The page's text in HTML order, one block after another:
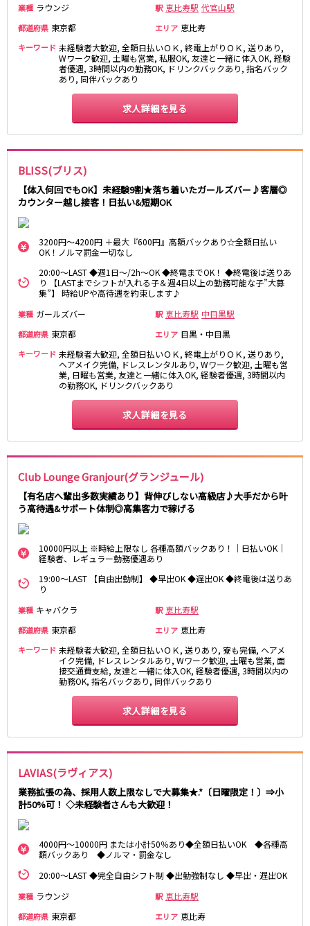
業種 ラウンジ 駅 恵比寿駅 代官山駅
都道府県 東京都 エリア 恵比寿
キーワード 未経験者大歓迎, 全額日払いＯＫ, 終電上がりＯＫ, 送りあり,
Wワーク歓迎, 土曜も営業, 私服OK, 友達と一緒に体入OK, 経験
者優遇, 3時間以内の勤務OK, ドリンクバックあり, 指名バック
あり, 同伴バックあり
求人詳細を見る
BLISS(ブリス)
【体入何回でもOK】未経験9割★落ち着いたガールズバー♪客層◎
カウンター越し接客！日払い&短期OK
3200円～4200円 ＋最大『600円』高額バックあり☆全額日払い
OK！ノルマ罰金一切なし
20:00～LAST ◆週1日～/2h～OK ◆終電までOK！ ◆終電後は送りあ
り 【LASTまでシフトが入れる子＆週4日以上の勤務可能な子”大募
集”】 時給UPや高待遇を約束します♪
業種 ガールズバー 駅 恵比寿駅 中目黒駅
都道府県 東京都 エリア 目黒・中目黒
キーワード 未経験者大歓迎, 全額日払いＯＫ, 終電上がりＯＫ, 送りあり,
ヘアメイク完備, ドレスレンタルあり, Wワーク歓迎, 土曜も営
業, 日曜も営業, 友達と一緒に体入OK, 経験者優遇, 3時間以内
の勤務OK, ドリンクバックあり
求人詳細を見る
Club Lounge Granjour(グランジュール)
【有名店へ輩出多数実績あり】背伸びしない高級店♪大手だから叶
う高待遇&サポート体制◎高集客力で稼げる
10000円以上 ※時給上限なし 各種高額バックあり！｜日払いOK｜
経験者、レギュラー勤務優遇あり
19:00～LAST 【自由出勤制】 ◆早出OK ◆遅出OK ◆終電後は送りあ
り
業種 キャバクラ 駅 恵比寿駅
都道府県 東京都 エリア 恵比寿
キーワード 未経験者大歓迎, 全額日払いＯＫ, 送りあり, 寮も完備, ヘアメ
イク完備, ドレスレンタルあり, Wワーク歓迎, 土曜も営業, 面
接交通費支給, 友達と一緒に体入OK, 経験者優遇, 3時間以内の
勤務OK, 指名バックあり, 同伴バックあり
求人詳細を見る
LAVIAS(ラヴィアス)
業務拡張の為、採用人数上限なしで大募集★.*〔日曜限定！〕⇒小
計50%可！ ◇未経験者さんも大歓迎！
4000円～10000円 または小計50％あり◆全額日払いOK ◆各種高
額バックあり ◆ノルマ・罰金なし
20:00～LAST ◆完全自由シフト制 ◆出勤強制なし ◆早出・遅出OK
業種 ラウンジ 駅 恵比寿駅
都道府県 東京都 エリア 恵比寿
たまプラーザ・向ヶ丘遊園・鷺沼
元住吉・綱島
川崎中部
横浜東部
川崎北部
茅ヶ崎
桜木町
横浜西部
小田原・湯河原
川越
熊谷
川口
浦和・北浦和
久喜
蕨
上尾
坂戸・東松山
千葉県
千葉
船橋
柏
市川・浦安
市原・木更津・君津
松戸
成田・四街道・香取
津田沼
東金・茂原・長生
栃木県
茨城県
取手
茨城県南
日立
神栖・鹿嶋
勝田
北茨城
群馬県
高崎
前橋・伊勢崎
太田
渋川
該当求人 0件 選択した内容で設定
八王子駅
中野駅
高円寺駅
荻窪駅
阿佐ヶ谷駅
三鷹駅
国分寺駅
西荻窪駅
武蔵境駅
武蔵小金井駅
東小金井駅
飯田橋駅
西国分寺駅
高尾駅
四ツ谷駅
JR山手線
上野駅
新宿駅
秋葉原駅
五反田駅
恵比寿駅
渋谷駅
御徒町駅
品川駅
日暮里駅
駒込駅
西日暮里駅
新大久保駅
目黒駅
有楽町駅
原宿駅
東京メトロ丸ノ内線
池袋駅
銀座駅
新宿駅
赤坂見附駅
荻窪駅
新宿三丁目駅
新高円寺駅
南阿佐ケ谷駅
四谷三丁目駅
JR京浜東北線
上野駅
大宮駅
川崎駅
赤羽駅
横浜駅
蒲田駅
秋葉原駅
神田駅
桜木町駅
御徒町駅
南浦和駅
大船駅
川口駅
日暮里駅
品川駅
北浦和駅
西川口駅
大森駅
東十条駅
鶴見駅
王子駅
都営浅草線
五反田駅
浅草駅
浅草橋駅